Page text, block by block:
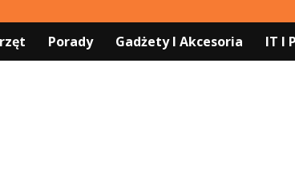
Porady Gadżety I Akcesoria IT I